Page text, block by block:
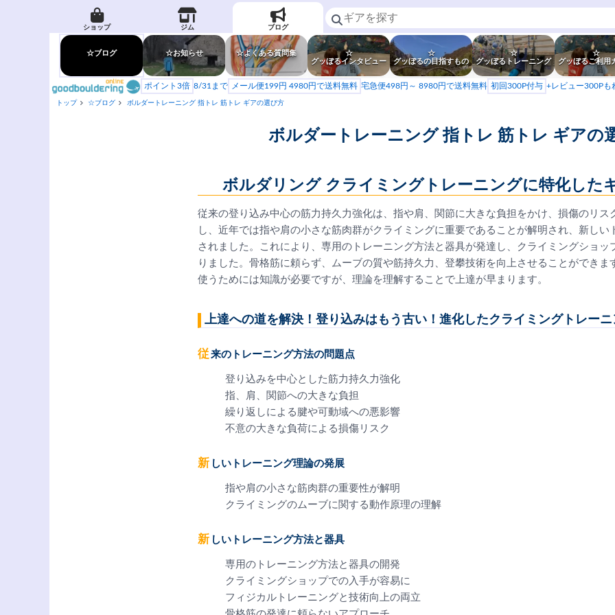
ショップ ジム ブログ
☆ブログ ☆お知らせ ☆よくある質問集
☆
グッぼるインタビュー
☆
グッぼるの目指すもの
☆
グッぼるトレーニング
☆
グッぼるご利用
ポイント3倍 8/31まで メール便199円 4980円で送料無料 宅急便498円～ 8980円で送料無料 初回300P付与 +レビュー300Pも
トップ ☆ブログ ボルダートレーニング 指トレ 筋トレ ギアの選び方
ボルダートレーニング 指トレ 筋トレ ギアの
ボルダリング クライミングトレーニングに特化した
従来の登り込み中心の筋力持久力強化は、指や肩、関節に大きな負担をかけ、損傷のリス
し、近年では指や肩の小さな筋肉群がクライミングに重要であることが解明され、新しい
されました。これにより、専用のトレーニング方法と器具が発達し、クライミングショッ
りました。骨格筋に頼らず、ムーブの質や筋持久力、登攀技術を向上させることができま
使うためには知識が必要ですが、理論を理解することで上達が早まります。
上達への道を解決！登り込みはもう古い！進化したクライミングトレーニ
従来のトレーニング方法の問題点
登り込みを中心とした筋力持久力強化
指、肩、関節への大きな負担
繰り返しによる腱や可動域への悪影響
不意の大きな負荷による損傷リスク
新しいトレーニング理論の発展
指や肩の小さな筋肉群の重要性が解明
クライミングのムーブに関する動作原理の理解
新しいトレーニング方法と器具
専用のトレーニング方法と器具の開発
クライミングショップでの入手が容易に
フィジカルトレーニングと技術向上の両立